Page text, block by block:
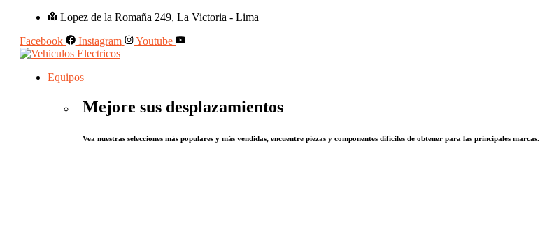
Lopez de la Romaña 249, La Victoria - Lima
Facebook
Instagram Youtube
Equipos
Mejore sus desplazamientos
Vea nuestras selecciones más populares y más vendidas, encuentre piezas y componentes difíciles de obtener para las principales marcas.